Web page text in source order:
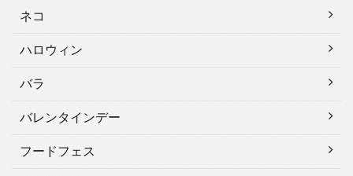
ネコ
ハロウィン
バラ
バレンタインデー
フードフェス